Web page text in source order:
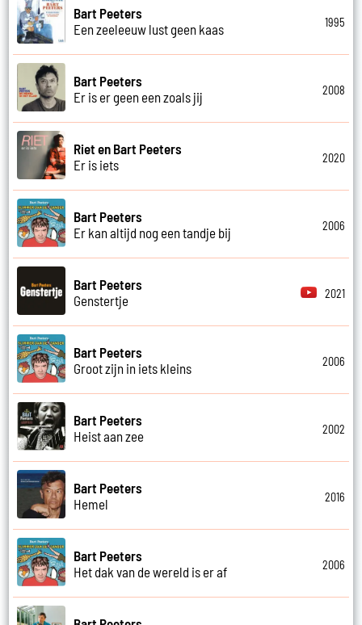
Bart Peeters
Een zeeleeuw lust geen kaas
1995
Bart Peeters
Er is er geen een zoals jij
2008
Riet en Bart Peeters
Er is iets
2020
Bart Peeters
Er kan altijd nog een tandje bij
2006
Bart Peeters
Genstertje
2021
Bart Peeters
Groot zijn in iets kleins
2006
Bart Peeters
Heist aan zee
2002
Bart Peeters
Hemel
2016
Bart Peeters
Het dak van de wereld is er af
2006